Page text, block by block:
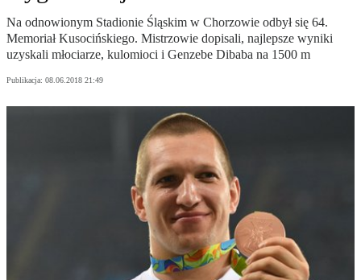
Na odnowionym Stadionie Śląskim w Chorzowie odbył się 64.
Memoriał Kusocińskiego. Mistrzowie dopisali, najlepsze wyniki
uzyskali młociarze, kulomioci i Genzebe Dibaba na 1500 m
Publikacja: 08.06.2018 21:49